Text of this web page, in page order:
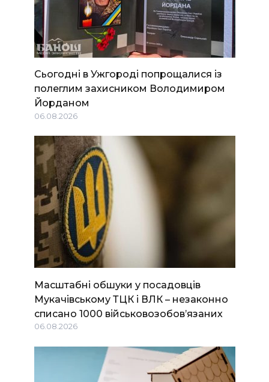
Сьогодні в Ужгороді попрощалися із
полеглим захисником Володимиром
Йорданом
06.08.2026
Масштабні обшуки у посадовців
Мукачівському ТЦК і ВЛК – незаконно
списано 1000 військовозобов’язаних
06.08.2026